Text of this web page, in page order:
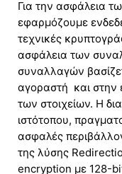
Για την ασφάλεια
εφαρμόζουμε
τεχνικές
ασφάλεια των
συναλλαγών
αγοραστή και στην
των στοιχείων. Η
ιστότοπου,
ασφαλές
της λύσης
encryption με 128-bit